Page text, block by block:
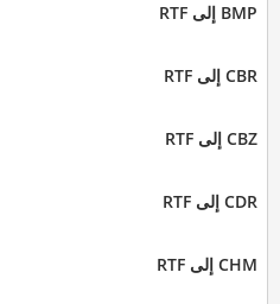
BMP إلى RTF
CBR إلى RTF
CBZ إلى RTF
CDR إلى RTF
CHM إلى RTF